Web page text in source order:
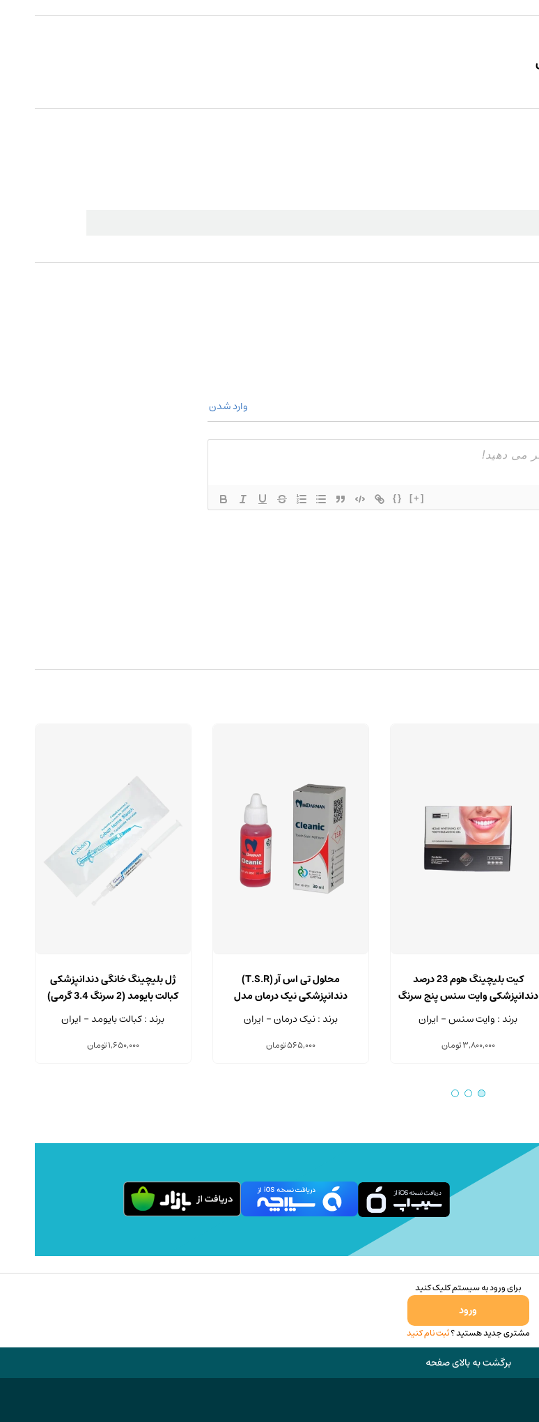
وارد شدن
{} [+]
کیت بلیچینگ هوم 23 درصد
دندانپزشکی وایت سنس پنج سرنگ
3 میلی لیتری
برند : وایت سنس - ایران
3,800,000تومان
محلول تی اس آر (T.S.R)
دندانپزشکی نیک درمان مدل
Cleanic حجم 30 میلی لیتر
برند : نیک درمان - ایران
565,000تومان
ژل بلیچینگ خانگی دندانپزشکی
کبالت بایومد (2 سرنگ 3.4 گرمی)
برند : کبالت بایومد - ایران
1,650,000تومان
برای ورود به سیستم کلیک کنید
ورود
مشتری جدید هستید ؟ثبت نام کنید
برگشت به بالای صفحه